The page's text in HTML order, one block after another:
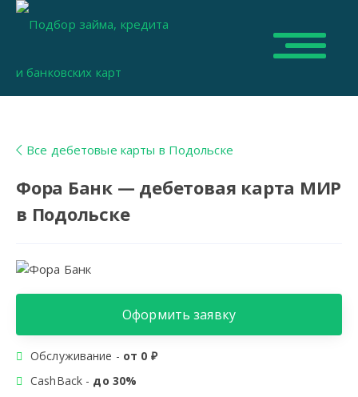
Все дебетовые карты в Подольске
Фора Банк — дебетовая карта МИР
в Подольске
Оформить заявку
Обслуживание - от 0 ₽
CashBack - до 30%